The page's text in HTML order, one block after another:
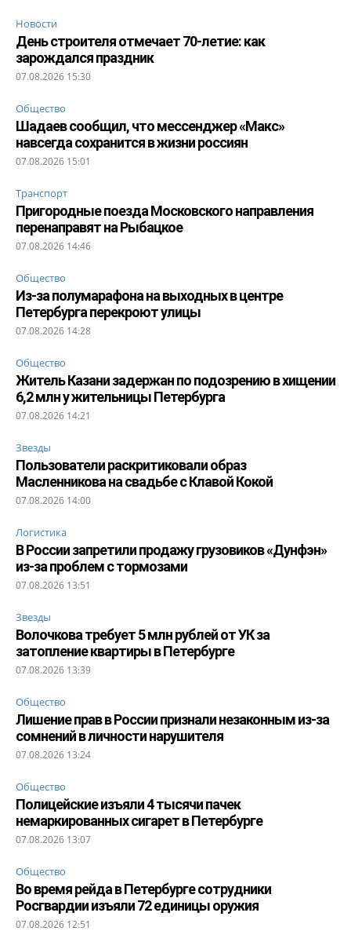
Новости
День строителя отмечает 70-летие: как
зарождался праздник
07.08.2026 15:30
Общество
Шадаев сообщил, что мессенджер «Макс»
навсегда сохранится в жизни россиян
07.08.2026 15:01
Транспорт
Пригородные поезда Московского направления
перенаправят на Рыбацкое
07.08.2026 14:46
Общество
Из-за полумарафона на выходных в центре
Петербурга перекроют улицы
07.08.2026 14:28
Общество
Житель Казани задержан по подозрению в хищении
6,2 млн у жительницы Петербурга
07.08.2026 14:21
Звезды
Пользователи раскритиковали образ
Масленникова на свадьбе с Клавой Кокой
07.08.2026 14:00
Логистика
В России запретили продажу грузовиков «Дунфэн»
из-за проблем с тормозами
07.08.2026 13:51
Звезды
Волочкова требует 5 млн рублей от УК за
затопление квартиры в Петербурге
07.08.2026 13:39
Общество
Лишение прав в России признали незаконным из-за
сомнений в личности нарушителя
07.08.2026 13:24
Общество
Полицейские изъяли 4 тысячи пачек
немаркированных сигарет в Петербурге
07.08.2026 13:07
Общество
Во время рейда в Петербурге сотрудники
Росгвардии изъяли 72 единицы оружия
07.08.2026 12:51